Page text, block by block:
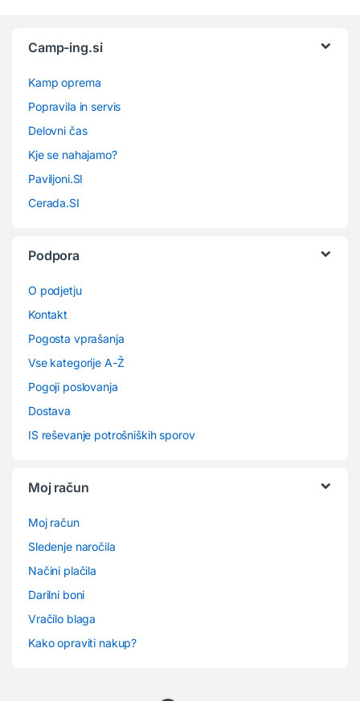
Camp-ing.si
Kamp oprema
Popravila in servis
Delovni čas
Kje se nahajamo?
Paviljoni.SI
Cerada.SI
Podpora
O podjetju
Kontakt
Pogosta vprašanja
Vse kategorije A-Ž
Pogoji poslovanja
Dostava
IS reševanje potrošniških sporov
Moj račun
Moj račun
Sledenje naročila
Načini plačila
Darilni boni
Vračilo blaga
Kako opraviti nakup?